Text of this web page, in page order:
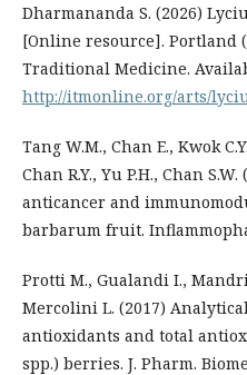
Dharmananda S. (2026)
[Online resource]. Portland
Traditional Medicine.
http://itmonline.org/arts/
Tang W.M., Chan E., Kwok
Chan R.Y., Yu P.H., Chan
anticancer and
barbarum fruit.
Protti M., Gualandi I.,
Mercolini L. (2017)
antioxidants and total
spp.) berries. J. Pharm.